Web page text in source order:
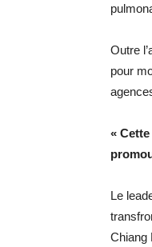
Outre
pour
«
Le
Chiang